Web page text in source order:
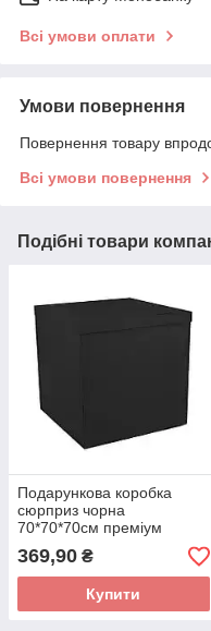
Всі умови оплати
Умови повернення
Повернення товару
Всі умови повернення
Подібні товари
Подарункова коробка
сюрприз чорна
70*70*70см преміум
369,90 ₴
Купити